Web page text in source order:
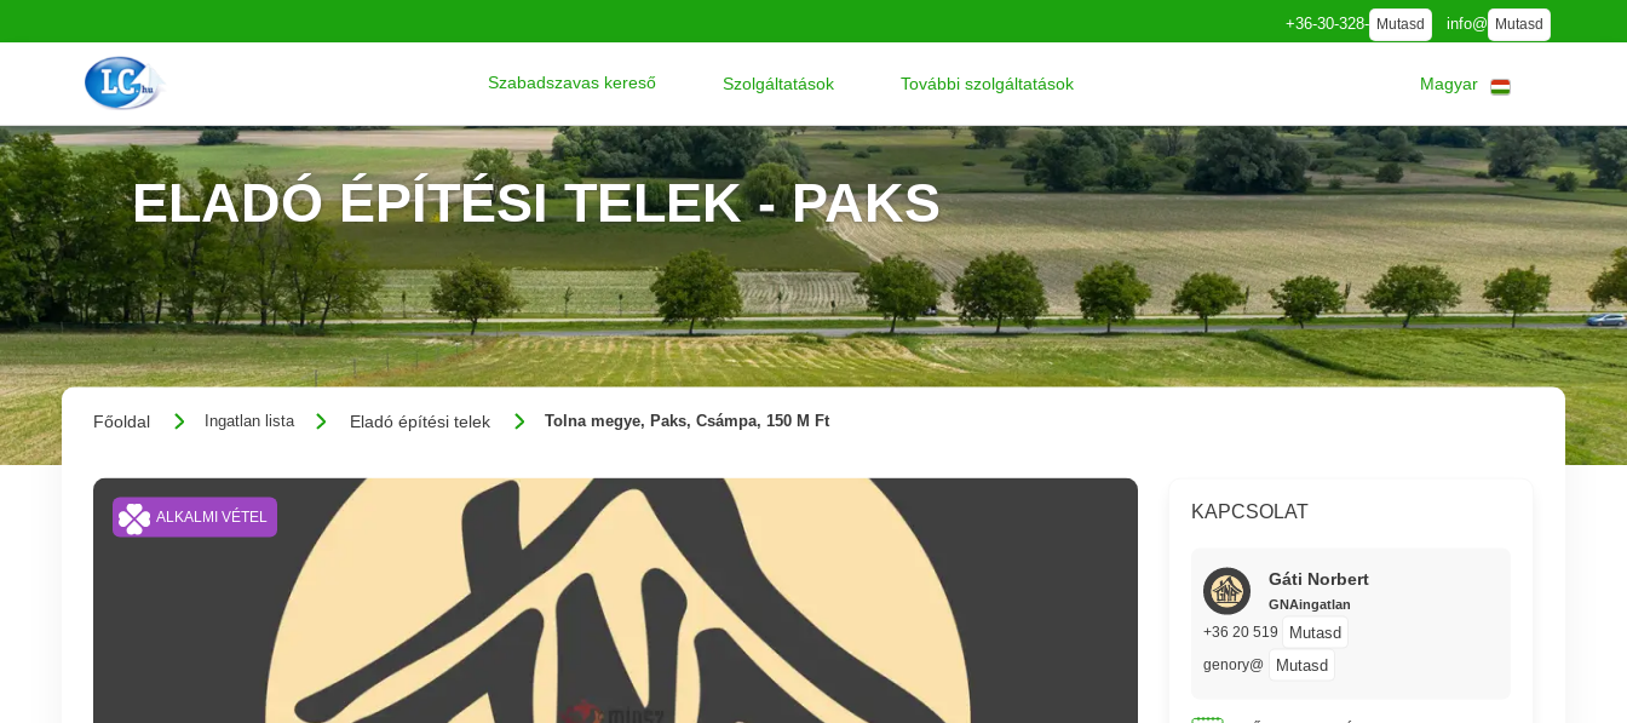
+36-30-328- Mutasd info@ Mutasd
Szabadszavas kereső Szolgáltatások További szolgáltatások Magyar
ELADÓ ÉPÍTÉSI TELEK - PAKS
Főoldal Ingatlan lista Eladó építési telek Tolna megye, Paks, Csámpa, 150 M Ft
ALKALMI VÉTEL KAPCSOLAT
Gáti Norbert
GNAingatlan
+36 20 519 Mutasd
genory@ Mutasd